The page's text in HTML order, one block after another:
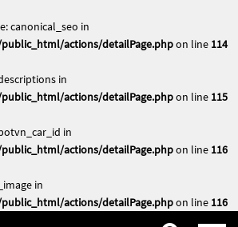
canonical_seo in
actions/detailPage.phpon line 114
in
actions/detailPage.phpon line 115
in
actions/detailPage.phpon line 116
in
actions/detailPage.phpon line 116